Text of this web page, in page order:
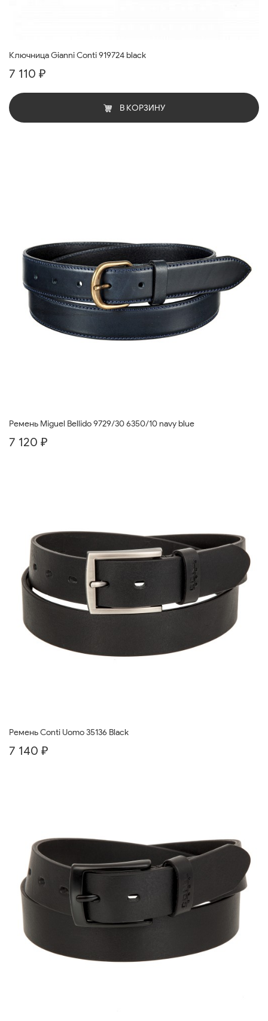
Ключница Gianni Conti 919724 black
7 110 ₽
В КОРЗИНУ
Ремень Miguel Bellido 9729/30 6350/10 navy blue
7 120 ₽
Ремень Conti Uomo 35136 Black
7 140 ₽